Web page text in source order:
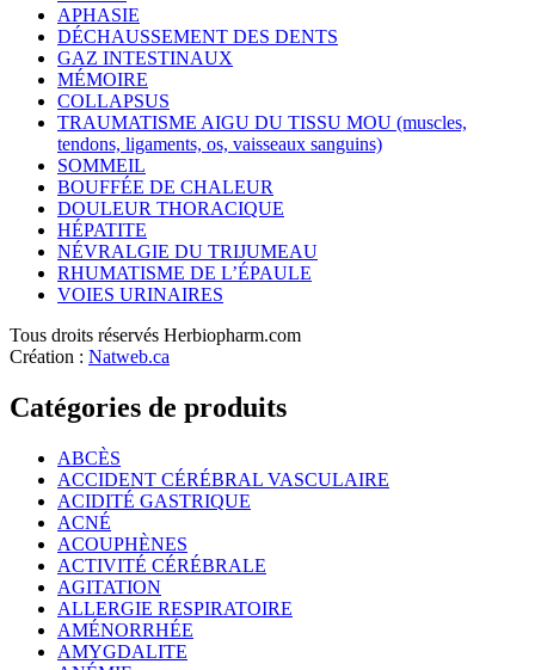
APHASIE
DÉCHAUSSEMENT DES DENTS
GAZ INTESTINAUX
MÉMOIRE
COLLAPSUS
TRAUMATISME AIGU DU TISSU MOU (muscles,
tendons, ligaments, os, vaisseaux sanguins)
SOMMEIL
BOUFFÉE DE CHALEUR
DOULEUR THORACIQUE
HÉPATITE
NÉVRALGIE DU TRIJUMEAU
RHUMATISME DE L’ÉPAULE
VOIES URINAIRES
Tous droits réservés Herbiopharm.com
Création : Natweb.ca
Catégories de produits
ABCÈS
ACCIDENT CÉRÉBRAL VASCULAIRE
ACIDITÉ GASTRIQUE
ACNÉ
ACOUPHÈNES
ACTIVITÉ CÉRÉBRALE
AGITATION
ALLERGIE RESPIRATOIRE
AMÉNORRHÉE
AMYGDALITE